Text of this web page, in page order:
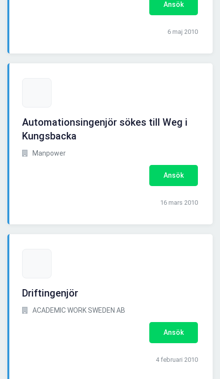
Ansök
6 maj 2010
Automationsingenjör sökes till Weg i
Kungsbacka
Manpower
Ansök
16 mars 2010
Driftingenjör
ACADEMIC WORK SWEDEN AB
Ansök
4 februari 2010